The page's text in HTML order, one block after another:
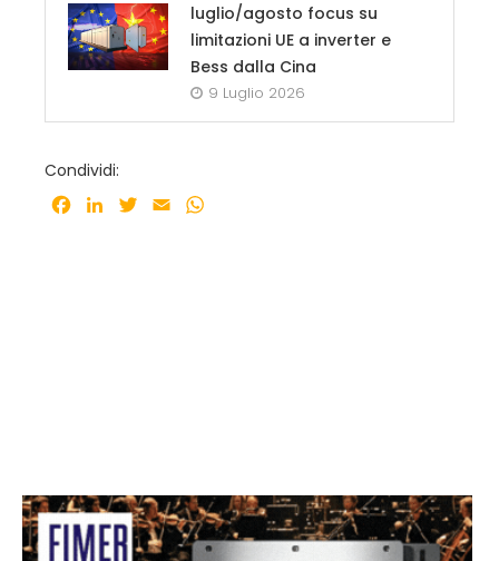
luglio/agosto focus su
limitazioni UE a inverter e
Bess dalla Cina
9 Luglio 2026
Condividi:
Facebook
LinkedInTwitter
Email